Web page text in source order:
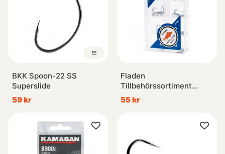
BKK Spoon-22 SS
Superslide
59 kr
Fladen
Tillbehörssortiment
Abborre/Ädelfisk
55 kr